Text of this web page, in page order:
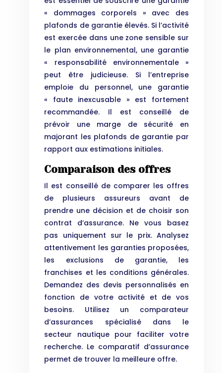
« dommages corporels » avec des
plafonds de garantie élevés. Si l’activité
est exercée dans une zone sensible sur
le plan environnemental, une garantie
« responsabilité environnementale »
peut être judicieuse. Si l’entreprise
emploie du personnel, une garantie
« faute inexcusable » est fortement
recommandée. Il est conseillé de
prévoir une marge de sécurité en
majorant les plafonds de garantie par
rapport aux estimations initiales.
Comparaison des offres
Il est conseillé de comparer les offres
de plusieurs assureurs avant de
prendre une décision et de choisir son
contrat d’assurance. Ne vous basez
pas uniquement sur le prix. Analysez
attentivement les garanties proposées,
les exclusions de garantie, les
franchises et les conditions générales.
Demandez des devis personnalisés en
fonction de votre activité et de vos
besoins. Utilisez un comparateur
d’assurances spécialisé dans le
secteur nautique pour faciliter votre
recherche. Le comparatif d’assurance
permet de trouver la meilleure offre.